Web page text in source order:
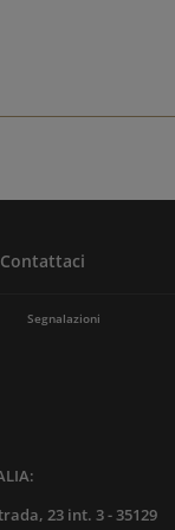
Contattaci
Segnalazioni
23 int. 3 - 35129